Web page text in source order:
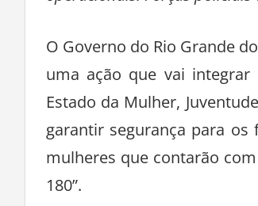
O Governo do Rio Grande
uma ação que vai
Estado da Mulher,
garantir segurança para os
mulheres que contarão
180”.